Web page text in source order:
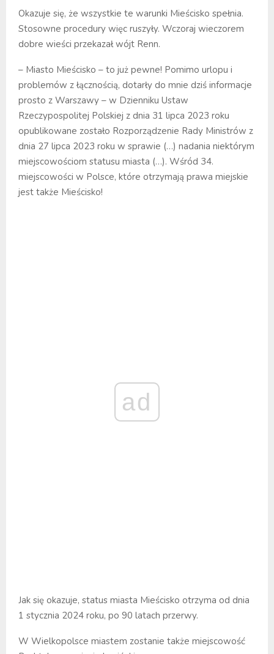
Okazuje się, że wszystkie te warunki Mieścisko spełnia.
Stosowne procedury więc ruszyły. Wczoraj wieczorem
dobre wieści przekazał wójt Renn.
– Miasto Mieścisko – to już pewne! Pomimo urlopu i
problemów z łącznością, dotarły do mnie dziś informacje
prosto z Warszawy – w Dzienniku Ustaw
Rzeczypospolitej Polskiej z dnia 31 lipca 2023 roku
opublikowane zostało Rozporządzenie Rady Ministrów z
dnia 27 lipca 2023 roku w sprawie (…) nadania niektórym
miejscowościom statusu miasta (…). Wśród 34.
miejscowości w Polsce, które otrzymają prawa miejskie
jest także Mieścisko!
ad
Jak się okazuje, status miasta Mieścisko otrzyma od dnia
1 stycznia 2024 roku, po 90 latach przerwy.
W Wielkopolsce miastem zostanie także miejscowość